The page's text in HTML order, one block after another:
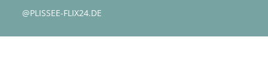
@PLISSEE-FLIX24.DE